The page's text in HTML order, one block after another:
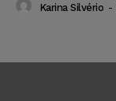
Karina Silvério -